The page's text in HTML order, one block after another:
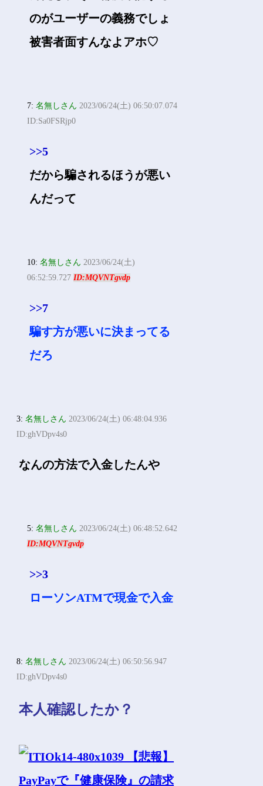
のがユーザーの義務でしょ
被害者面すんなよアホ♡
7:名無しさん 2023/06/24(土) 06:50:07.074
ID:Sa0FSRjp0
>>5
だから騙されるほうが悪い
んだって
10:名無しさん 2023/06/24(土)
06:52:59.727ID:MQVNTgvdp
>>7
騙す方が悪いに決まってる
だろ
3:名無しさん 2023/06/24(土) 06:48:04.936
ID:ghVDpv4s0
なんの方法で入金したんや
5:名無しさん 2023/06/24(土) 06:48:52.642
ID:MQVNTgvdp
>>3
ローソンATMで現金で入金
8:名無しさん 2023/06/24(土) 06:50:56.947
ID:ghVDpv4s0
本人確認したか？